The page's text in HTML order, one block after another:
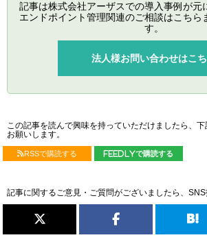
記事は株式会社アーザスでの導入事例が元
エンドポイント管理関連のご相談はこちら
す。
法人様お問い合わせはこ
この記事を読んで興味を持っていただけましたら、
お願いします。
RSSで購読する feedlyで購読する
記事に関するご意見・ご質問がございましたら、SNS